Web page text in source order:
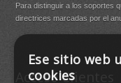
Para distinguir a los soportes
directrices marcadas por el
Acceso Clientes
Ese sitio web
cookies